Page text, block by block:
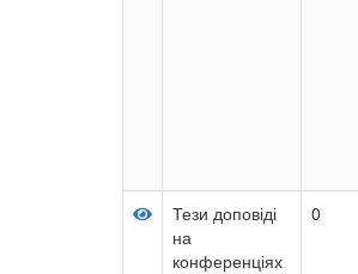
Тези доповіді
на
конференціях
0